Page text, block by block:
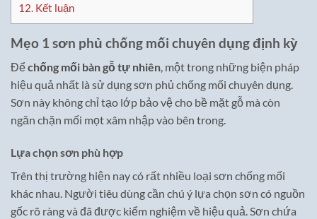
12. Kết luận
Mẹo 1 sơn phủ chống mối chuyên dụng định kỳ
Đểchống mối bàn gỗ tự nhiên, một trong những biện pháp
hiệu quả nhất là sử dụng sơn phủ chống mối chuyên dụng.
Sơn này không chỉ tạo lớp bảo vệ cho bề mặt gỗ mà còn
ngăn chặn mối mọt xâm nhập vào bên trong.
Lựa chọn sơn phù hợp
Trên thị trường hiện nay có rất nhiều loại sơn chống mối
khác nhau. Người tiêu dùng cần chú ý lựa chọn sơn có nguồn
gốc rõ ràng và đã được kiểm nghiệm về hiệu quả. Sơn chứa